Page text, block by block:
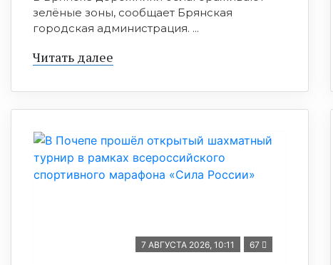
зелёные зоны, сообщает Брянская
городская администрация. ...
Читать далее
7 АВГУСТА 2026, 10:11 67